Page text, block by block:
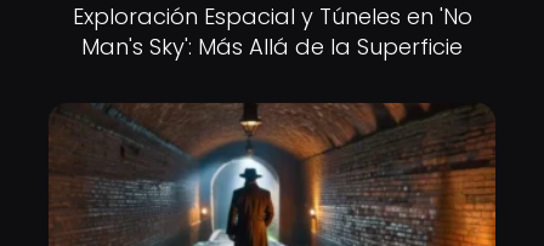
Exploración Espacial y Túneles en 'No
Man's Sky': Más Allá de la Superficie